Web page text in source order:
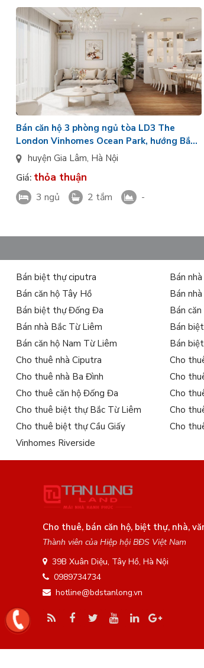
Bán căn hộ 3 phòng ngủ tòa LD3 The
London Vinhomes Ocean Park, hướng Bắc,
view hướng ra công viên
huyện Gia Lâm, Hà Nội
Giá: thỏa thuận
3 ngủ 2 tắm -
Bán biệt thự ciputra Bán
Bán căn hộ Tây Hồ
Bán
Bán biệt thự Đống Đa
Bán
Bán nhà Bắc Từ Liêm
Bán
Bán căn hộ Nam Từ Liêm
Bán
Cho thuê nhà Ciputra
Cho
Cho thuê nhà Ba Đình
Cho
Cho thuê căn hộ Đống Đa
Cho
Cho thuê biệt thự Bắc Từ Liêm
Cho
Cho thuê biệt thự Cầu Giấy
Cho
Vinhomes Riverside
Cho thuê, bán căn hộ, biệt thự, nhà,
Thành viên của Hiệp hội BĐS Việt Nam
39B Xuân Diệu, Tây Hồ, Hà Nội
0989734734
hotline@bdstanlong.vn